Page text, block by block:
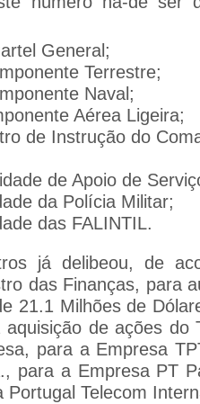
General;
Terrestre;
Naval;
Aérea Ligeira;
de Instrução do
de Apoio de
da Polícia Militar;
das FALINTIL.
já delibeou, de
das Finanças, para
21.1 Milhões de
de ações do
para a Empresa
para a Empresa PT
Telecom